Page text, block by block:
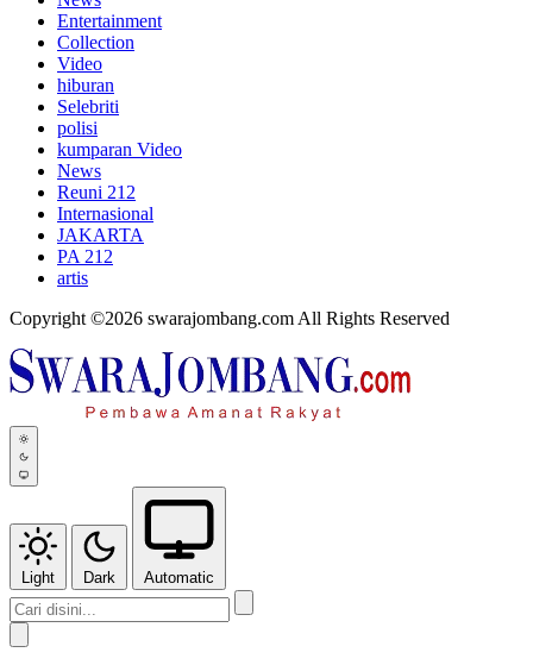
Entertainment
Collection
Video
hiburan
Selebriti
polisi
kumparan Video
News
Reuni 212
Internasional
JAKARTA
PA 212
artis
Copyright ©2026 swarajombang.com All Rights Reserved
Light Dark Automatic